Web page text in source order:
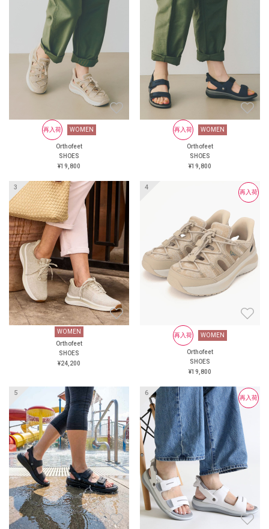
#handsfreeshoes #健康投資 #痛
くない靴 #蒸れない靴 #疲れ
にくい靴
フィート新宿 オーソフィート
伊勢丹立川 オーソフィート
大丸京都店 オーソフィート
阪神 オーソフィート西宮阪急
オーソフィート鶴屋百貨店 ＜
オンラインショップ＞
https://www.orthofeet.jp/
#orthofeet #オーソフィート #
ハンズフリーシューズ
#handsfreeshoes #健康投資 #痛
くない靴 #蒸れない靴 #疲れ
にくい靴
再入荷 WOMEN
Orthofeet
SHOES
¥19,800
再入荷 WOMEN
Orthofeet
SHOES
¥19,800
WOMEN
Orthofeet
SHOES
¥24,200
再入荷
再入荷 WOMEN
Orthofeet
SHOES
¥19,800
再入荷
再入荷 WOMEN
Orthofeet
SHOES
¥19,800
WOMEN
Orthofeet
SHOES
¥24,200
再入荷
再入荷 WOMEN
Orthofeet
SHOES
WOMEN
Orthofeet
SHOES
¥19,800
再入荷